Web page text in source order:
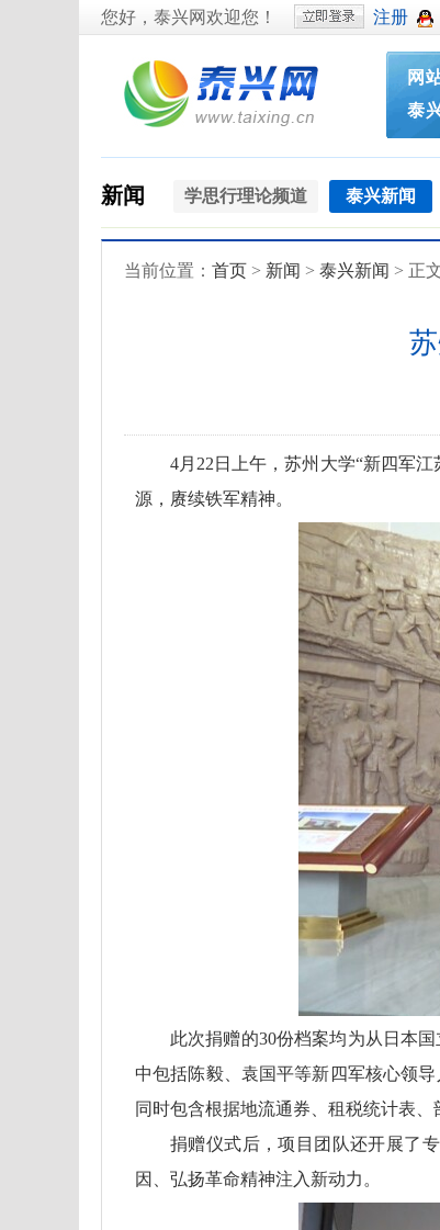
您好，泰兴网欢迎您！ 注册
网
泰
新闻 学思行理论频道 泰兴新闻
当前位置： 首页 > 新闻 > 泰兴新闻 > 正
4月22日上午，苏州大学“新四军
源，赓续铁军精神。
此次捐赠的30份档案均为从日本
中包括陈毅、袁国平等新四军核心领
同时包含根据地流通券、租税统计表
捐赠仪式后，项目团队还开展了
因、弘扬革命精神注入新动力。